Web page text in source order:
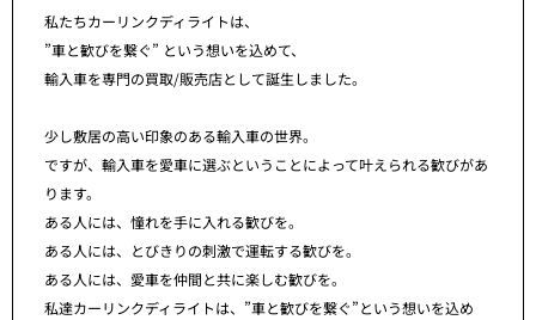
私たちカーリンクディライトは、
”車と歓びを繋ぐ” という想いを込めて、
輸入車を専門の買取/販売店として誕生しました。
少し敷居の高い印象のある輸入車の世界。
ですが、輸入車を愛車に選ぶということによって叶えられる歓びがあ
ります。
ある人には、憧れを手に入れる歓びを。
ある人には、とびきりの刺激で運転する歓びを。
ある人には、愛車を仲間と共に楽しむ歓びを。
私達カーリンクディライトは、”車と歓びを繋ぐ”という想いを込め